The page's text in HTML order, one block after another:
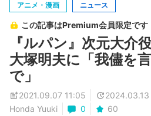
アニメ・漫画 ニュース
この記事はPremium会員限定です
『ルパン』次元大介
大塚明夫に「我儘を
で」
2021.09.07 11:05
2024.03.13
Honda Yuuki
0 60